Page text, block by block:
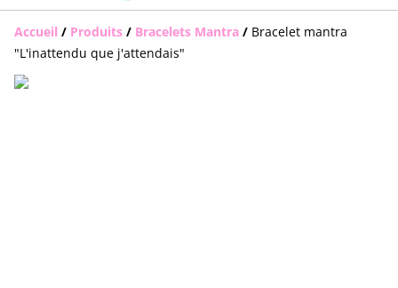
Accueil / Produits / Bracelets Mantra / Bracelet mantra
"L'inattendu que j'attendais"